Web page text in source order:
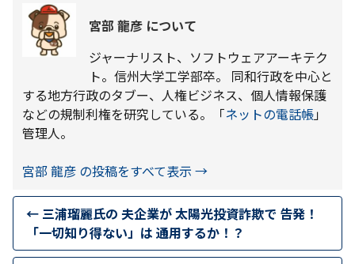
宮部 龍彦 について
ジャーナリスト、ソフトウェアアーキテク
ト。信州大学工学部卒。 同和行政を中心と
する地方行政のタブー、人権ビジネス、個人情報保護
などの規制利権を研究している。「ネットの電話帳」
管理人。
宮部 龍彦 の投稿をすべて表示 →
← 三浦瑠麗氏の 夫企業が 太陽光投資詐欺で 告発！
「一切知り得ない」は 通用するか！？